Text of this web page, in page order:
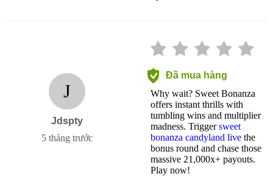
J
Jdspty
5 tháng trước
Đã mua hàng
Why wait? Sweet Bonanza
offers instant thrills with
tumbling wins and multiplier
madness. Triggersweet
bonanza candyland live the
bonus round and chase those
massive 21,000x+ payouts.
Play now!